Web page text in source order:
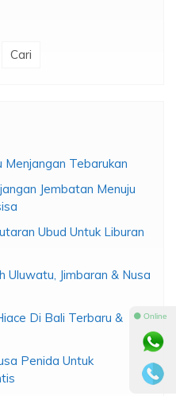
Menjangan Tebarukan
Jembatan Menuju
Ubud Untuk Liburan
Jimbaran & Nusa
Di Bali Terbaru &
Penida Untuk
⚫ Online